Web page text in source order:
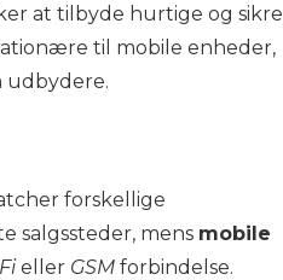
at tilbyde hurtige og sikre
til mobile enheder,
udbydere.
forskellige
salgssteder, mens mobile
eller GSM forbindelse.